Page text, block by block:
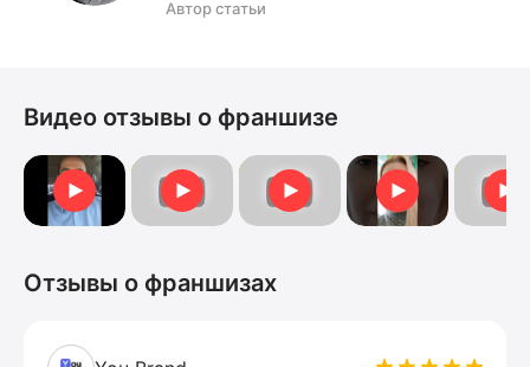
Автор статьи
Видео отзывы о франшизе
Отзыв о компании Рустама Гатауллина
Отзыв Бажуков НикитаОтзыв Богданович Владислав
Отзыв от Татьяна
Отзывы о франшизах